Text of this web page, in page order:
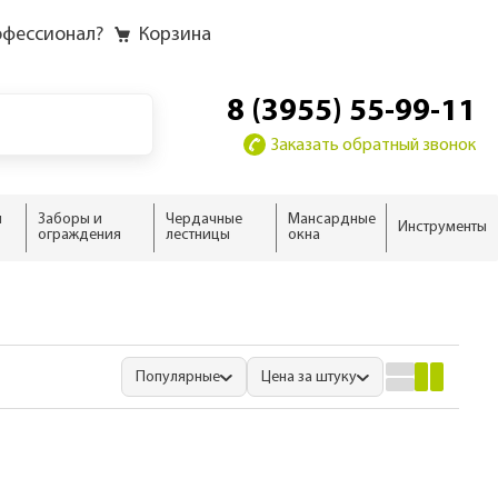
Корзина
8 (3955) 55-99-11
Заказать обратный звонок
Заборы и
ограждения
Чердачные
лестницы
Мансардные
окна
Инструменты
кровли
Популярные Цена за штуку